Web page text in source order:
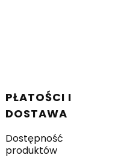
PŁATOŚCI I
DOSTAWA
Dostępność
produktów